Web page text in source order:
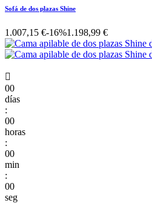
Sofá de dos plazas Shine
1.007,15 €-16%1.198,99 €

00
días
:
00
horas
:
00
min
:
00
seg